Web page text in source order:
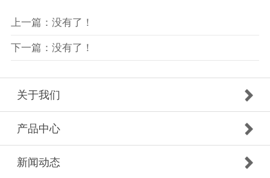
上一篇：没有了！
下一篇：没有了！
关于我们
产品中心
新闻动态